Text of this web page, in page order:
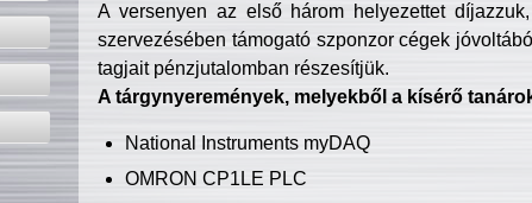
A versenyen az első három helyezettet
szervezésében támogató szponzor cégek
tagjait pénzjutalomban részesítjük.
A tárgynyeremények, melyekből a kísérő
National Instruments myDAQ
OMRON CP1LE PLC